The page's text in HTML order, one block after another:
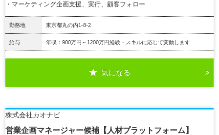
・マーケティング企画支援、実行、顧客フォロー
勤務地 東京都丸の内1-8-2
給与 年収：900万円～1200万円経験・スキルに応じて変動します
気になる
株式会社カオナビ
営業企画マネージャー候補【人材プラットフォーム】